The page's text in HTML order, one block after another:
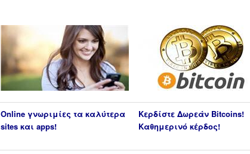
Online γνωριμίες τα καλύτερα
sites και apps!
Κερδίστε Δωρεάν Bitcoins!
Καθημερινό κέρδος!